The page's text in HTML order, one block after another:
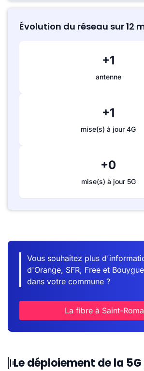
Évolution du réseau sur 12
+1
antenne
+1
mise(s) à jour 4G
+0
mise(s) à jour 5G
Vous souhaitez plus
d'Orange, SFR, Free et
dans votre commune ?
La fibre à Saint-
Le déploiement de la